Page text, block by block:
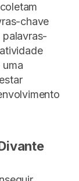
chave
palavras-